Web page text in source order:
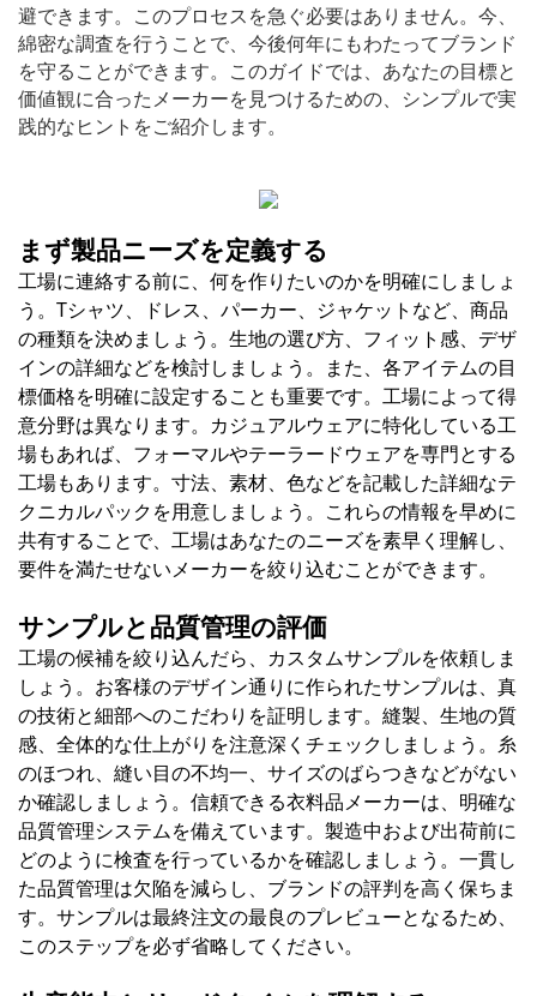
避できます。このプロセスを急ぐ必要はありません。今、
綿密な調査を行うことで、今後何年にもわたってブランド
を守ることができます。このガイドでは、あなたの目標と
価値観に合ったメーカーを見つけるための、シンプルで実
践的なヒントをご紹介します。
まず製品ニーズを定義する
工場に連絡する前に、何を作りたいのかを明確にしましょ
う。Tシャツ、ドレス、パーカー、ジャケットなど、商品
の種類を決めましょう。生地の選び方、フィット感、デザ
インの詳細などを検討しましょう。また、各アイテムの目
標価格を明確に設定することも重要です。工場によって得
意分野は異なります。カジュアルウェアに特化している工
場もあれば、フォーマルやテーラードウェアを専門とする
工場もあります。寸法、素材、色などを記載した詳細なテ
クニカルパックを用意しましょう。これらの情報を早めに
共有することで、工場はあなたのニーズを素早く理解し、
要件を満たせないメーカーを絞り込むことができます。
サンプルと品質管理の評価
工場の候補を絞り込んだら、カスタムサンプルを依頼しま
しょう。お客様のデザイン通りに作られたサンプルは、真
の技​​術と細部へのこだわりを証明します。縫製、生地の質
感、全体的な仕上がりを注意深くチェックしましょう。糸
のほつれ、縫い目の不均一、サイズのばらつきなどがない
か確認しましょう。信頼できる衣料品メーカーは、明確な
品質管理システムを備えています。製造中および出荷前に
どのように検査を行っているかを確認しましょう。一貫し
た品質管理は欠陥を減らし、ブランドの評判を高く保ちま
す。サンプルは最終注文の最良のプレビューとなるため、
このステップを必ず省略してください。